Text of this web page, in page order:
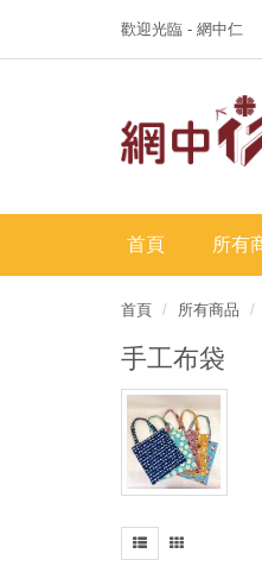
歡迎光臨 - 網中仁
首頁 所有
首頁 所有商品
手工布袋